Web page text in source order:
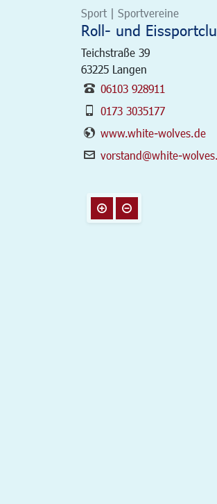
Sport | Sportvereine
Roll- und
Teichstraße 39
63225 Langen
06103 928911
0173 3035177
www.white-wolves.de
vorstand@white-